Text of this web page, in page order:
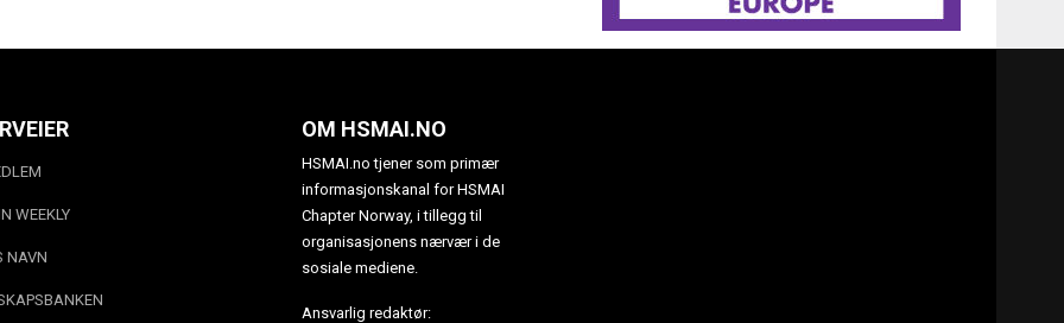
WEEKLY
NAVN
OM HSMAI.NO
HSMAI.no tjener som primær
informasjonskanal for HSMAI
Chapter Norway, i tillegg til
organisasjonens nærvær i de
sosiale mediene.
Ansvarlig redaktør: